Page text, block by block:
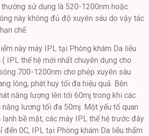
sử dụng là 520-1200nm hoặc
này không đủ độ xuyên sâu do vậy tác
chế.
này máy IPL tại Phòng khám Da liễu
( IPL thế hệ mới nhất chuyên dụng cho
700-1200nm cho phép xuyên sâu
lông, phát huy tối đa hiệu quả. Bên
năng lượng lên tới 60mj trong khi các
lương tối đa 50mj. Một yếu tố quan
bề mặt, các máy IPL thế hệ trước đây
đến 0C, IPL tại Phòng khám Da liễu thẩm